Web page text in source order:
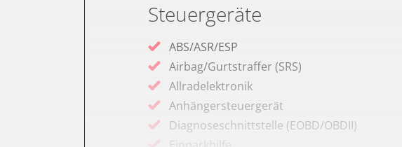
Steuergeräte
ABS/ASR/ESP
Airbag/Gurtstraffer (SRS)
Allradelektronik
Anhängersteuergerät
Diagnoseschnittstelle (EOBD/OBDII)